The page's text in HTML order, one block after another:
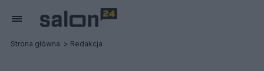
Strona główna Redakcja